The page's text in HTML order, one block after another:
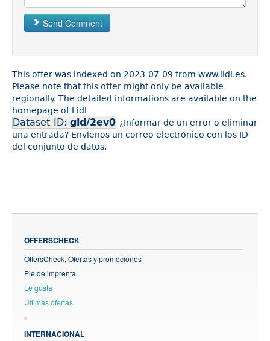
Send Comment
This offer was indexed on 2023-07-09 from www.lidl.es.
Please note that this offer might only be available
regionally. The detailed informations are available on the
homepage of Lidl
Dataset-ID: gid/2ev0 ¿Informar de un error o eliminar
una entrada? Envíenos un correo electrónico con los ID
del conjunto de datos.
OFFERSCHECK
OffersCheck, Ofertas y promociones
Pie de imprenta
Le gusta
Últimas ofertas
INTERNACIONAL